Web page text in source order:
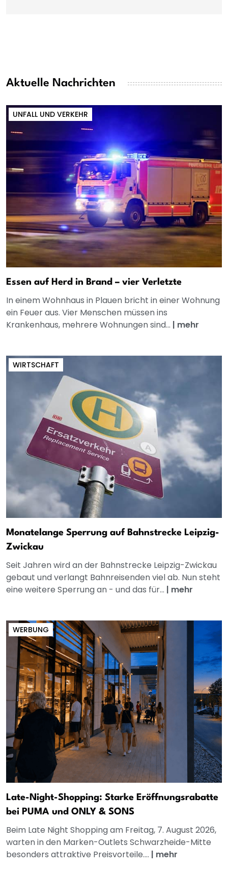
Aktuelle Nachrichten
UNFALL UND VERKEHR
Essen auf Herd in Brand – vier Verletzte
In einem Wohnhaus in Plauen bricht in einer Wohnung
ein Feuer aus. Vier Menschen müssen ins
Krankenhaus, mehrere Wohnungen sind... | mehr
WIRTSCHAFT
Monatelange Sperrung auf Bahnstrecke Leipzig-
Zwickau
Seit Jahren wird an der Bahnstrecke Leipzig-Zwickau
gebaut und verlangt Bahnreisenden viel ab. Nun steht
eine weitere Sperrung an - und das für... | mehr
WERBUNG
Late-Night-Shopping: Starke Eröffnungsrabatte
bei PUMA und ONLY & SONS
Beim Late Night Shopping am Freitag, 7. August 2026,
warten in den Marken-Outlets Schwarzheide-Mitte
besonders attraktive Preisvorteile.... | mehr